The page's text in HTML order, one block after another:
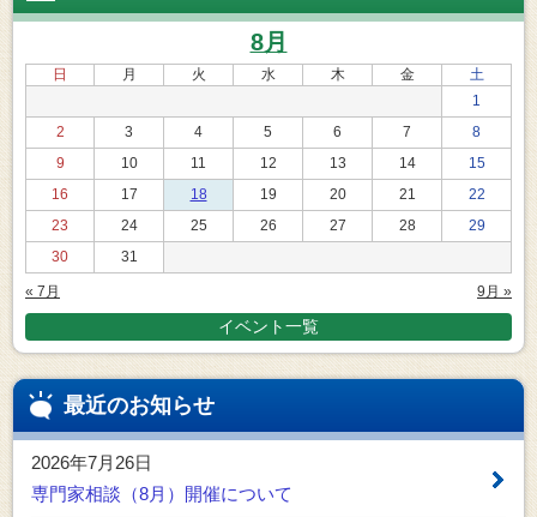
8月
日 月 火 水 木 金
土
1
2
3 4 5 6 7
8
9
10 11 12 13 14
15
16
17 18 19 20 21
22
23
24 25 26 27 28
29
30
31
« 7月 9月 »
イベント一覧
最近のお知らせ
2026年7月26日
専門家相談（8月）開催について